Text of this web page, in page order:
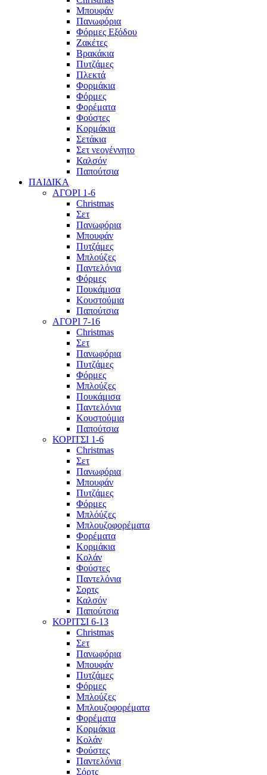
Μπουφάν
Πανωφόρια
Φόρμες Εξόδου
Ζακέτες
Βρακάκια
Πυτζάμες
Πλεκτά
Φορμάκια
Φόρμες
Φορέματα
Φούστες
Κορμάκια
Σετάκια
Σετ νεογέννητο
Καλσόν
Παπούτσια
ΠΑΙΔΙΚΑ
ΑΓΟΡΙ 1-6
Christmas
Σετ
Πανωφόρια
Μπουφάν
Πυτζάμες
Μπλούζες
Παντελόνια
Φόρμες
Πουκάμισα
Κουστούμια
Παπούτσια
ΑΓΟΡΙ 7-16
Christmas
Σετ
Πανωφόρια
Πυτζάμες
Φόρμες
Μπλούζες
Πουκάμισα
Παντελόνια
Κουστούμια
Παπούτσια
ΚΟΡΙΤΣΙ 1-6
Christmas
Σετ
Πανωφόρια
Μπουφάν
Πυτζάμες
Φόρμες
Μπλόύζες
Μπλουζοφορέματα
Φορέματα
Κορμάκια
Κολάν
Φούστες
Παντελόνια
Σορτς
Καλσόν
Παπούτσια
ΚΟΡΙΤΣΙ 6-13
Christmas
Σετ
Πανωφόρια
Μπουφάν
Πυτζάμες
Φόρμες
Μπλούζες
Μπλουζοφορέματα
Φορέματα
Κορμάκια
Κολάν
Φούστες
Παντελόνια
Σόρτς